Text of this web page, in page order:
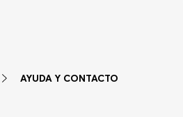
AYUDA Y CONTACTO